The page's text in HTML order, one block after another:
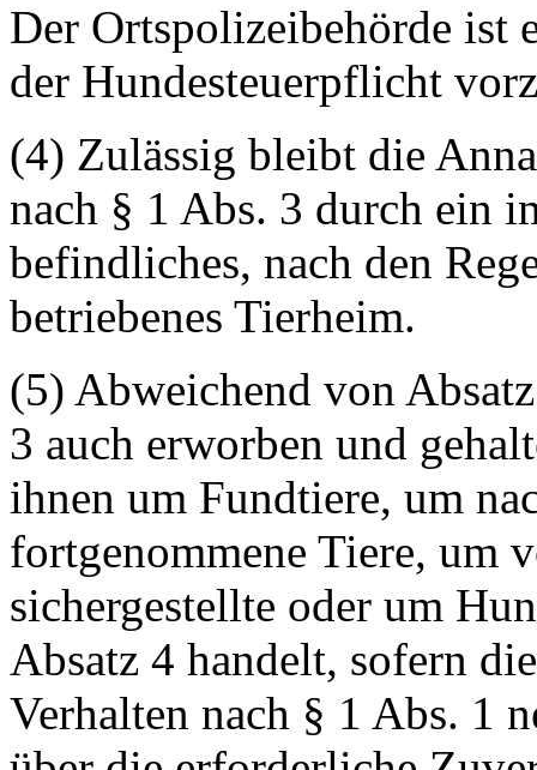
Der Ortspolizeibehörde ist
der Hundesteuerpflicht
(4) Zulässig bleibt die
nach § 1 Abs. 3 durch ein
befindliches, nach den
betriebenes Tierheim.
(5) Abweichend von
3 auch erworben und
ihnen um Fundtiere, um
fortgenommene Tiere, um
sichergestellte oder um
Absatz 4 handelt, sofern
Verhalten nach § 1 Abs. 1